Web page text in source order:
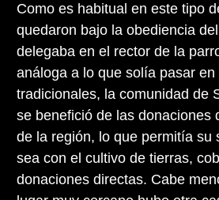
Como es habitual en este tipo
quedaron bajo la obediencia
delegaba en el rector de la
análoga a lo que solía pasar
tradicionales, la comunidad de
se benefició de las donaciones
de la región, lo que permitía su
sea con el cultivo de tierras,
donaciones directas. Cabe